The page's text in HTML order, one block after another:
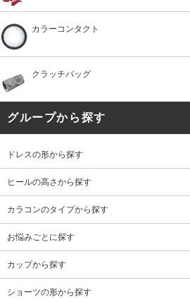
カラーコンタクト
クラッチバッグ
グループから探す
ドレスの形から探す
ヒールの高さから探す
カラコンのタイプから探す
お悩みごとに探す
カップから探す
ショーツの形から探す